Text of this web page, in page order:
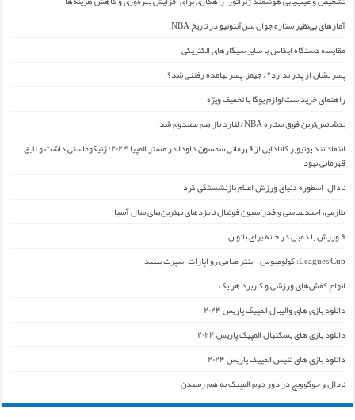
آمارهای بی‌نظیر ستاره جوان سن‌آنتونیو در تاریخ NBA
مقایسه دستگاه ایکاس با سایر سیگارهای الکتریکی
پسر نشان از پدر ندارد؟/ جیمز ِ پسر نیامده رفتنی شد؟
راهنمای خرید ست لوازم یوگا با تخفیف ویژه
بدشانس‌ترین فوق ستاره NBA/ لنارد باز هم مصدوم شد
انتقاد تند یوتیوبر کانادایی از قهرمانی سمسون داودا در مستر المپیا ۲۰۲۴: ژنیکوماستی داشت و لایق
قهرمانی نبود
نادال، اسطوره دنیای ورزش اعلام بازنشستگی کرد
طارمی، احمدعباسی و فدراسیون فوتبال نامزدهای بهترین‌های سال آسیا
۹ ورزش با دمبل در خانه برای بانوان
Leagues Cup: کولومبوس – اینتر میامی رو اپارات اسپرت ببنید
انواع کفش‌های ورزشی و کاربرد هر یک
دانلود بازی های والیبال المپیک پاریس ۲۰۲۴
دانلود بازی های بسکتبال المپیک پاریس ۲۰۲۴
دانلود بازی های تنیس المپیک پاریس ۲۰۲۴
نادال و جوکوویچ در دور دوم المپیک به هم رسیدن